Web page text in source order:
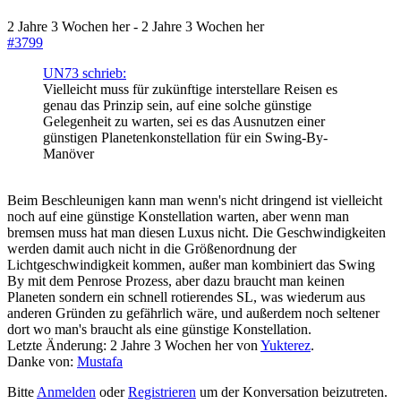
2 Jahre 3 Wochen her- 2 Jahre 3 Wochen her
#3799
UN73 schrieb:
Vielleicht muss für zukünftige interstellare Reisen es
genau das Prinzip sein, auf eine solche günstige
Gelegenheit zu warten, sei es das Ausnutzen einer
günstigen Planetenkonstellation für ein Swing-By-
Manöver
Beim Beschleunigen kann man wenn's nicht dringend ist vielleicht
noch auf eine günstige Konstellation warten, aber wenn man
bremsen muss hat man diesen Luxus nicht. Die Geschwindigkeiten
werden damit auch nicht in die Größenordnung der
Lichtgeschwindigkeit kommen, außer man kombiniert das Swing
By mit dem Penrose Prozess, aber dazu braucht man keinen
Planeten sondern ein schnell rotierendes SL, was wiederum aus
anderen Gründen zu gefährlich wäre, und außerdem noch seltener
dort wo man's braucht als eine günstige Konstellation.
Letzte Änderung: 2 Jahre 3 Wochen her von Yukterez.
Danke von: Mustafa
Bitte Anmelden oderRegistrieren um der Konversation beizutreten.